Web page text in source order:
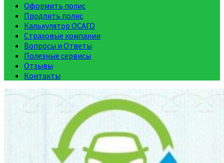
Оформить полис
Продлить полис
Калькулятор ОСАГО
Страховые компании
Вопросы и Ответы
Полезные сервисы
Отзывы
Контакты